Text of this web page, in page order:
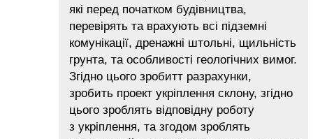
які перед початком будівництва,
перевірять та врахують всі підземні
комунікації, дренажні штольні, щильність
грунта, та особливості геологічних вимог.
Згідно цього зробитт разрахунки,
зробить проект укріплення склону, згідно
цього зроблять відповідну роботу
з укріплення, та згодом зроблять